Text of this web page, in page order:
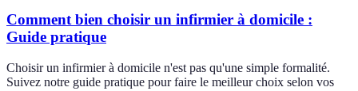
Comment bien choisir un infirmier à domicile :
Guide pratique
Choisir un infirmier à domicile n'est pas qu'une simple formalité.
Suivez notre guide pratique pour faire le meilleur choix selon vos